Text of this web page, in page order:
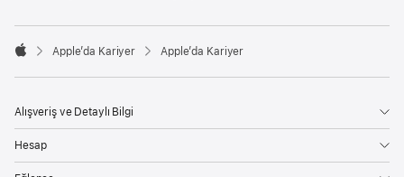

Apple’da Kariyer Apple’da Kariyer
Alışveriş ve Detaylı Bilgi
Hesap